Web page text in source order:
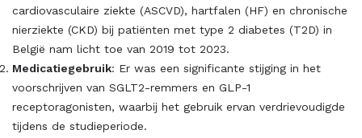
cardiovasculaire ziekte (ASCVD), hartfalen (HF) en chronische
nierziekte (CKD) bij patiënten met type 2 diabetes (T2D) in
België nam licht toe van 2019 tot 2023.
Medicatiegebruik: Er was een significante stijging in het
voorschrijven van SGLT2-remmers en GLP-1
receptoragonisten, waarbij het gebruik ervan verdrievoudigde
tijdens de studieperiode.